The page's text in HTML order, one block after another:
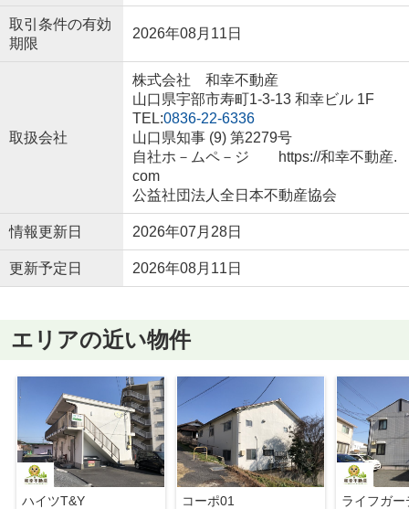
取引条件の有効
期限
2026年08月11日
取扱会社
株式会社 和幸不動産
山口県宇部市寿町1-3-13 和幸ビル 1F
TEL:0836-22-6336
山口県知事 (9) 第2279号
自社ホ－ムペ－ジ https://和幸不動産.
com
公益社団法人全日本不動産協会
情報更新日 2026年07月28日
更新予定日 2026年08月11日
エリアの近い物件
ハイツT&Y
コーポ01
ライフガー